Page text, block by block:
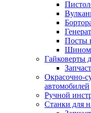
Посты
Гайковерты
Окрасочно-
автомобилей
Ручной
Станки для